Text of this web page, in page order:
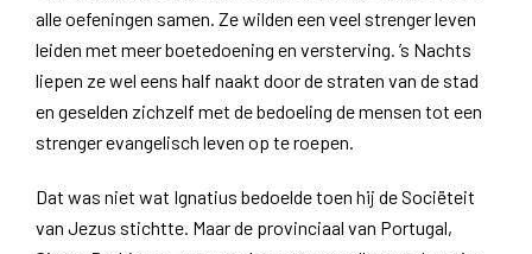
alle oefeningen samen. Ze wilden een veel strenger leven
leiden met meer boetedoening en versterving. ’s Nachts
liepen ze wel eens half naakt door de straten van de stad
en geselden zichzelf met de bedoeling de mensen tot een
strenger evangelisch leven op te roepen.
Dat was niet wat Ignatius bedoelde toen hij de Sociëteit
van Jezus stichtte. Maar de provinciaal van Portugal,